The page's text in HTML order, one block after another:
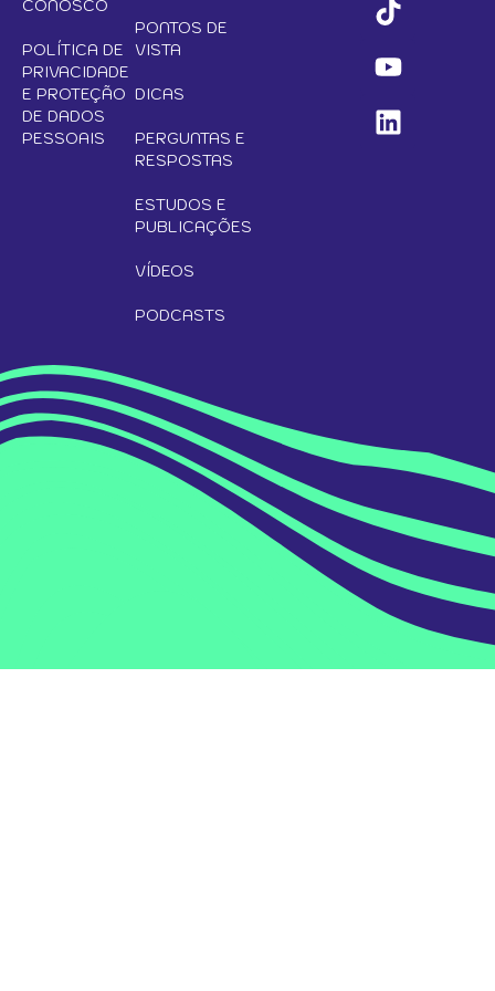
CONOSCO
POLÍTICA DE
PRIVACIDADE
E PROTEÇÃO
DE DADOS
PESSOAIS
PONTOS DE
VISTA
DICAS
PERGUNTAS E
RESPOSTAS
ESTUDOS E
PUBLICAÇÕES
VÍDEOS
PODCASTS